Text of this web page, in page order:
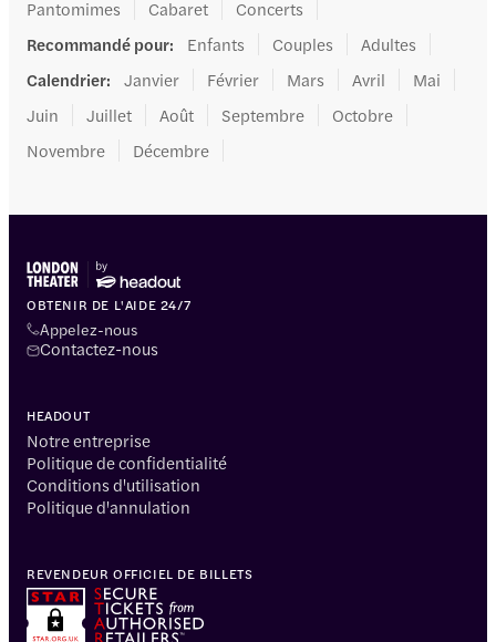
Pantomimes
Cabaret
Concerts
Recommandé pour: Enfants Couples
Adultes
Calendrier: Janvier Février Mars Avril
Mai
Juin
Juillet Août Septembre
Octobre
Novembre
Décembre
OBTENIR DE L'AIDE 24/7
Appelez-nous
Contactez-nous
HEADOUT
Notre entreprise
Politique de confidentialité
Conditions d'utilisation
Politique d'annulation
REVENDEUR OFFICIEL DE BILLETS